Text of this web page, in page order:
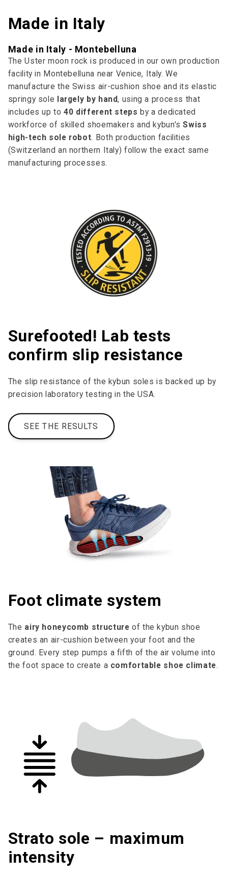
Made in Italy
Made in Italy - Montebelluna
The Uster moon rock is produced in our own production
facility in Montebelluna near Venice, Italy. We
manufacture the Swiss air-cushion shoe and its elastic
springy sole
largely by hand, using a process that
includes up to40 different steps by a dedicated
workforce of skilled shoemakers and kybun'sSwiss
high-tech sole robot. Both production facilities
(Switzerland an northern Italy) follow the exact same
manufacturing processes.
Surefooted! Lab tests
confirm slip resistance
The slip resistance of the kybun soles is backed up by
precision laboratory testing in the USA.
SEE THE RESULTS
Foot climate system
The airy honeycomb structure of the kybun shoe
creates an air-cushion between your foot and the
ground. Every step pumps a fifth of the air volume into
the foot space to cre­ate a comfortable shoe climate.
Strato sole – maximum
intensity